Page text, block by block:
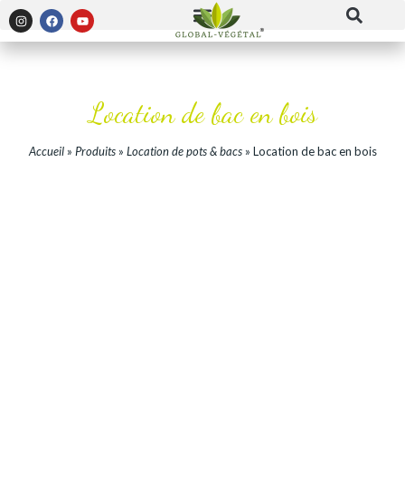
Location de bac en bois
Accueil» Produits» Location de pots & bacs» Location de bac en bois